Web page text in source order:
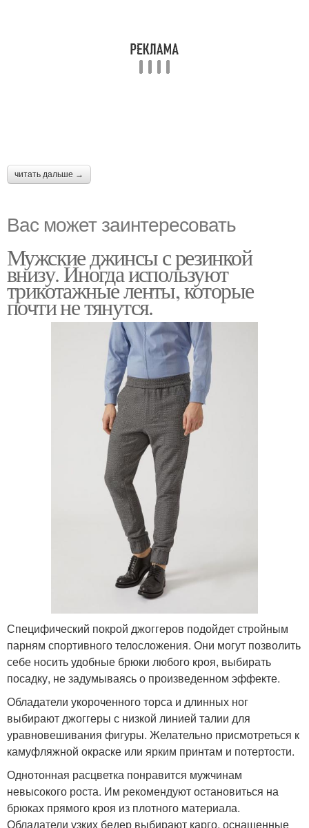
читать дальше →
Вас может заинтересовать
Мужские джинсы с резинкой
внизу. Иногда используют
трикотажные ленты, которые
почти не тянутся.
Специфический покрой джоггеров подойдет стройным
парням спортивного телосложения. Они могут позволить
себе носить удобные брюки любого кроя, выбирать
посадку, не задумываясь о произведенном эффекте.
Обладатели укороченного торса и длинных ног
выбирают джоггеры с низкой линией талии для
уравновешивания фигуры. Желательно присмотреться к
камуфляжной окраске или ярким принтам и потертости.
Однотонная расцветка понравится мужчинам
невысокого роста. Им рекомендуют остановиться на
брюках прямого кроя из плотного материала.
Обладатели узких бедер выбирают карго, оснащенные